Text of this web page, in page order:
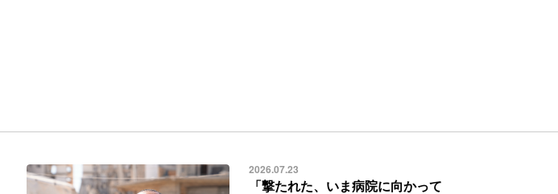
2026.07.23
「撃たれた、いま病院に向かって